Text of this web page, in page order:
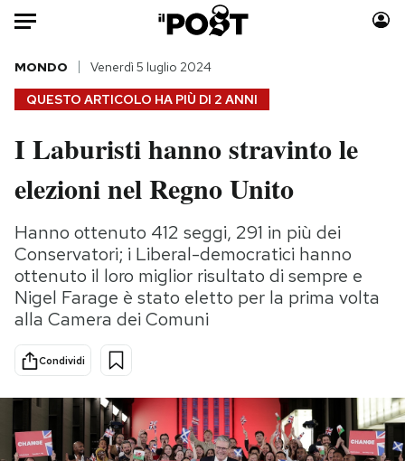
Auto
HOME
Italia
Politica
Tecnologia
Internet
Scienza
Cultura
Sport
Moda
Consumismi
Storie/Idee
Ok Boomer!
Media
Europa
PODCAST
QUESTO ARTICOLO HA PIÙ DI 2 ANNI
MONDO Venerdì 5 luglio 2024
I Laburisti hanno stravinto le
elezioni nel Regno Unito
Hanno ottenuto 412 seggi, 291 in più dei
Conservatori; i Liberal-democratici hanno
ottenuto il loro miglior risultato di sempre e
Nigel Farage è stato eletto per la prima volta
alla Camera dei Comuni
Condividi